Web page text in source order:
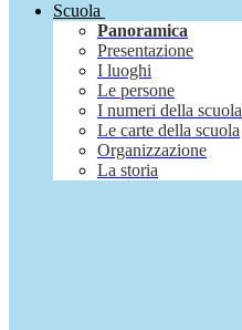
Scuola
Panoramica
Presentazione
I luoghi
Le persone
I numeri della scuola
Le carte della scuola
Organizzazione
La storia